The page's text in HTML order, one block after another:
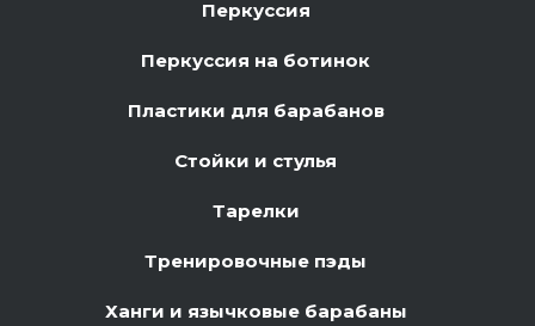
Перкуссия
Перкуссия на ботинок
Пластики для барабанов
Стойки и стулья
Тарелки
Тренировочные пэды
Ханги и язычковые барабаны